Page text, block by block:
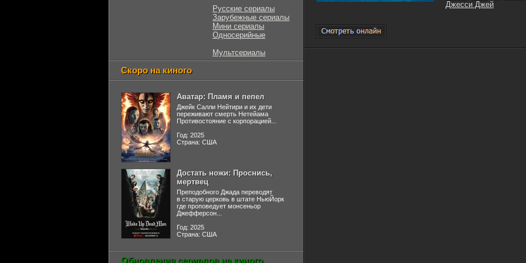
Джесси Джей
Русские сериалы
Зарубежные сериалы
Мини сериалы
Односерийные
Мультсериалы
Скоро на киного
Аватар: Пламя и пепел
Джейк Салли Нейтири и их дети
переживают смерть Нетейама
Противостояние с корпорацией...
Год: 2025
Страна: США
Достать ножи: Проснись,
мертвец
Преподобного Джада переводят
в старую церковь в штате НьюЙорк
где проповедует монсеньор
Джефферсон...
Год: 2025
Страна: США
Обновления сериалов на киного